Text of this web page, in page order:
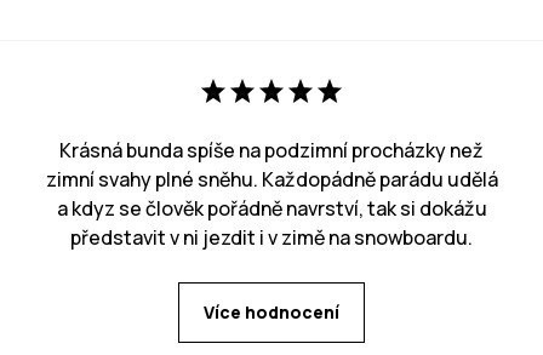
Krásná bunda spíše na podzimní procházky než
zimní svahy plné sněhu. Každopádně parádu udělá
a kdyz se člověk pořádně navrství, tak si dokážu
představit v ni jezdit i v zimě na snowboardu.
Více hodnocení